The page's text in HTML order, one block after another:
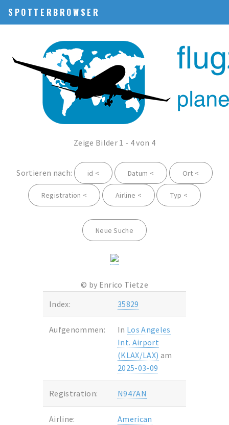
SPOTTERBROWSER
Zeige Bilder 1 - 4 von 4
Sortieren nach: id < Datum < Ort <
Registration < Airline < Typ <
Neue Suche
© by Enrico Tietze
Index:
35829
Aufgenommen: In Los Angeles
Int. Airport
(KLAX/LAX) am
2025-03-09
Registration: N947AN
Airline: American